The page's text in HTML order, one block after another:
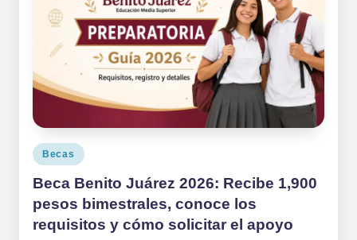
Publicado
en
Becas
Beca Benito Juárez 2026: Recibe 1,900
pesos bimestrales, conoce los
requisitos y cómo solicitar el apoyo